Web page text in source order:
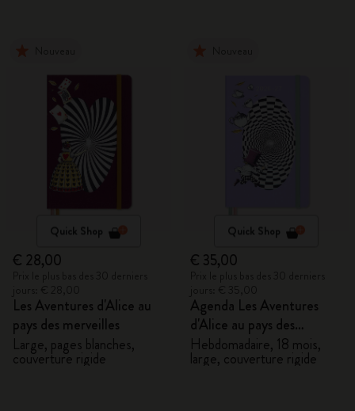
Quick Shop
€ 28,00
Les Aventures d'Alice au
pays des merveilles
Large, pages blanches,
couverture rigide
Quick Shop
€ 35,00
Agenda Les Aventures
d'Alice au pays des
merveilles 2026/2027
Hebdomadaire, 18 mois,
large, couverture rigide